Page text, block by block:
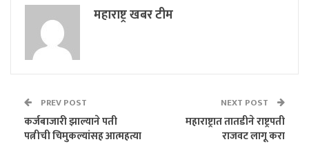
महाराष्ट्र खबर टीम
PREV POST
कर्जबाजारी झाल्याने पती
पत्नीची चिमुकल्यांसह आत्महत्या
NEXT POST
महाराष्ट्रात तातडीने राष्ट्रपती
राजवट लागू करा